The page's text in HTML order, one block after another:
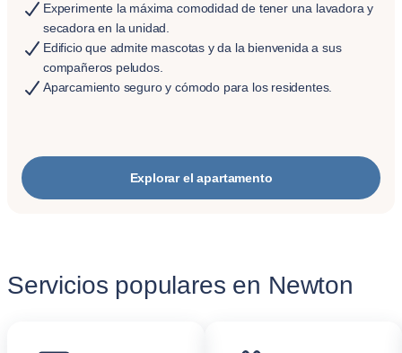
Experimente la máxima comodidad de tener una lavadora y
secadora en la unidad.
Edificio que admite mascotas y da la bienvenida a sus
compañeros peludos.
Aparcamiento seguro y cómodo para los residentes.
Explorar el apartamento
Servicios populares en Newton